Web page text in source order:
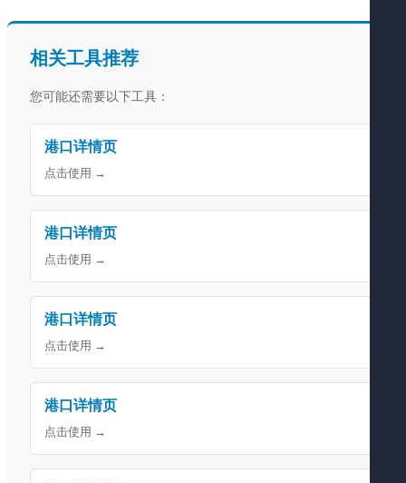
相关工具推荐
您可能还需要以下工具：
港口详情页
点击使用 →
港口详情页
点击使用 →
港口详情页
点击使用 →
港口详情页
点击使用 →